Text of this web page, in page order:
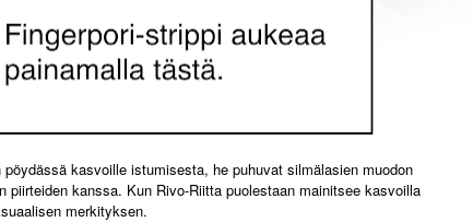
kasvoille istumisesta, he puhuvat silmälasien muodon
piirteiden kanssa. Kun Rivo-Riitta puolestaan mainitsee kasvoilla
merkityksen.